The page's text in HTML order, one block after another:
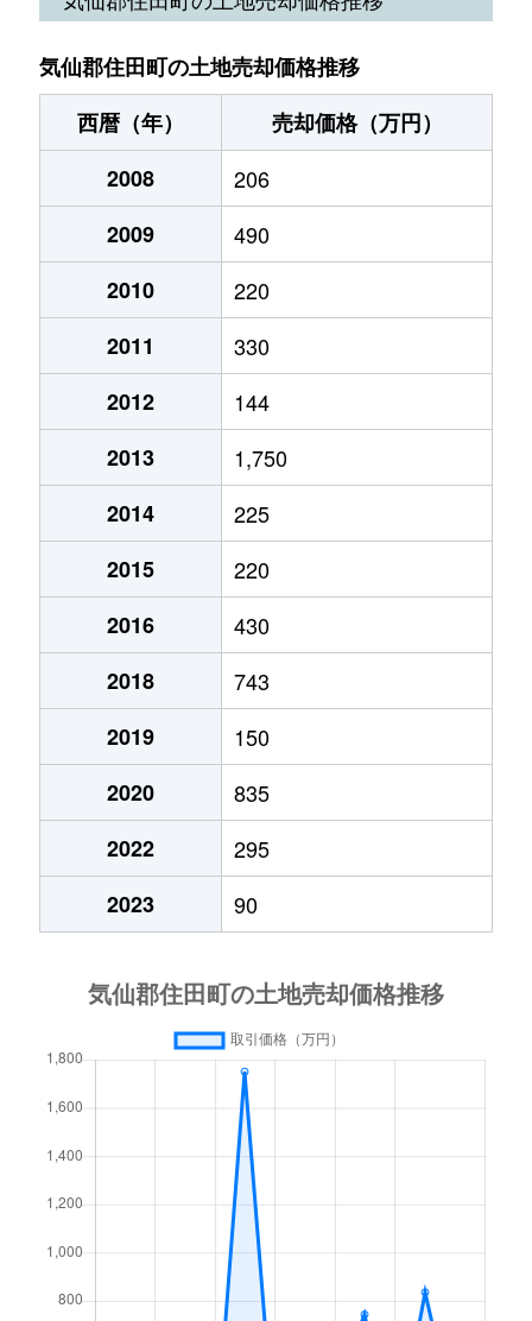
気仙郡住田町の土地売却価格推移
西暦（年）
売却価格（万円）
2008
206
2009
490
2010
220
2011
330
2012
144
2013
1,750
2014
225
2015
220
2016
430
2018
743
2019
150
2020
835
2022
295
2023
90